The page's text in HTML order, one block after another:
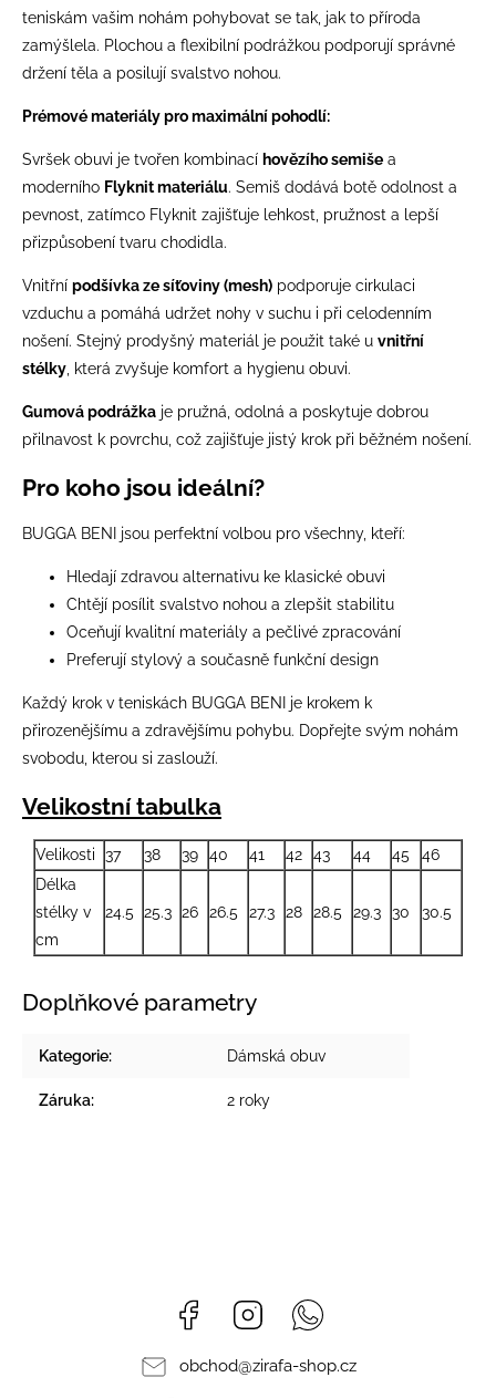
teniskám vašim nohám pohybovat se tak, jak to příroda
zamýšlela. Plochou a flexibilní podrážkou podporují správné
držení těla a posilují svalstvo nohou.
Prémové materiály pro maximální pohodlí:
Svršek obuvi je tvořen kombinací hovězího semiše a
moderního Flyknit materiálu. Semiš dodává botě odolnost a
pevnost, zatímco Flyknit zajišťuje lehkost, pružnost a lepší
přizpůsobení tvaru chodidla.
Vnitřní podšívka ze síťoviny (mesh) podporuje cirkulaci
vzduchu a pomáhá udržet nohy v suchu i při celodenním
nošení. Stejný prodyšný materiál je použit také u vnitřní
stélky, která zvyšuje komfort a hygienu obuvi.
Gumová podrážka je pružná, odolná a poskytuje dobrou
přilnavost k povrchu, což zajišťuje jistý krok při běžném nošení.
Pro koho jsou ideální?
BUGGA BENI jsou perfektní volbou pro všechny, kteří:
Hledají zdravou alternativu ke klasické obuvi
Chtějí posílit svalstvo nohou a zlepšit stabilitu
Oceňují kvalitní materiály a pečlivé zpracování
Preferují stylový a současně funkční design
Každý krok v teniskách BUGGA BENI je krokem k
přirozenějšímu a zdravějšímu pohybu. Dopřejte svým nohám
svobodu, kterou si zaslouží.
Velikostní tabulka
Velikosti 37 38 39 40 41 42 43 44 45
46
Délka
stélky v
cm
24.5 25.3 26 26.5 27.3 28 28.5 29.3 30 30.5
Doplňkové parametry
Kategorie: Dámská obuv
Záruka: 2 roky
Facebook Instagram
obchod@zirafa-shop.cz